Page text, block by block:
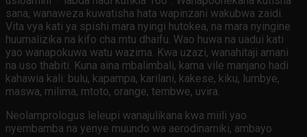
sana, wanaweza kuwatisha hata wapinzani wakubwa zaidi.
Vita vya kati ya spishi mara nyingi hutokea, na mara nyingine
huumalizika na kifo cha mtu dhaifu. Wao huwa na uadui kati
yao wanapokuwa watu wazima. Kwa uzazi, wanahitaji amani
na uso thabiti. Kuna aina mbalimbali, kama vile manjano hadi
kahawia kali: bulu, kapampa, karilani, kakese, kiku, lumbye,
maswa, milima, mtoto, orange, tembwe, uvira.
Neolamprologus leleupi wanajulikana kwa miili yao
nyembamba na yenye muundo wa aerodinamiki, ambayo